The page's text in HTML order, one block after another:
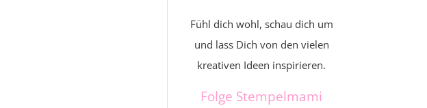
Fühl dich wohl, schau dich um
und lass Dich von den vielen
kreativen Ideen inspirieren.
Folge Stempelmami